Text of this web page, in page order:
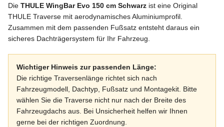
Die THULE WingBar Evo 150 cm Schwarz ist eine Original
THULE Traverse mit aerodynamisches Aluminiumprofil.
Zusammen mit dem passenden Fußsatz entsteht daraus ein
sicheres Dachträgersystem für Ihr Fahrzeug.
Wichtiger Hinweis zur passenden Länge:
Die richtige Traversenlänge richtet sich nach
Fahrzeugmodell, Dachtyp, Fußsatz und Montagekit. Bitte
wählen Sie die Traverse nicht nur nach der Breite des
Fahrzeugdachs aus. Bei Unsicherheit helfen wir Ihnen
gerne bei der richtigen Zuordnung.